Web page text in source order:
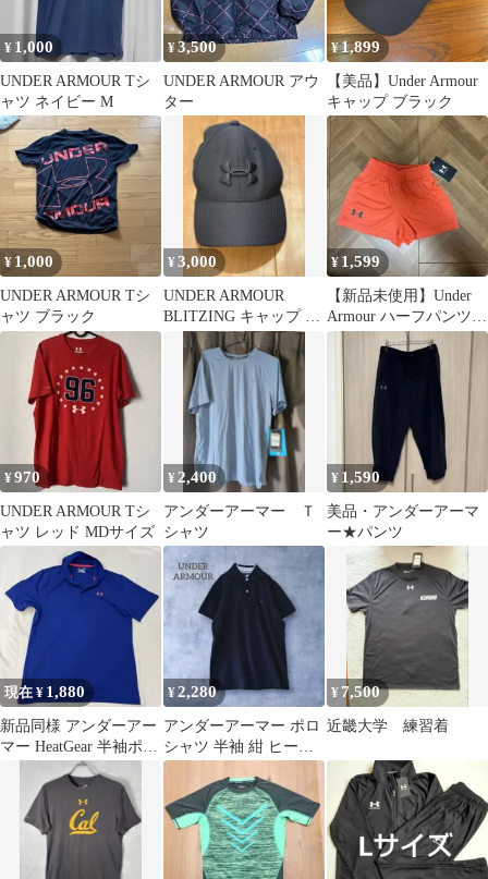
¥ 1,000
UNDER ARMOUR Tシ
ャツ ネイビー M
¥3,500
UNDER ARMOUR アウ
ター
¥1,899
【美品】Under Armour
キャップ ブラック
¥ 1,000
UNDER ARMOUR Tシ
ャツ ブラック
¥3,000
UNDER ARMOUR
BLITZING キャップ ブ
ラック
¥ 1,599
【新品未使用】Under
Armour ハーフパンツ
オレンジ YXS120
¥970
UNDER ARMOUR Tシ
ャツ レッド MDサイズ
¥ 2,400
アンダーアーマー Ｔ
シャツ
¥ 1,590
美品・アンダーアーマ
ー★パンツ
現在 ¥ 1,880
新品同様 アンダーアー
マー HeatGear 半袖ポロ
L ブルー ゴルフ
¥2,280
アンダーアーマー ポロ
シャツ 半袖 紺 ヒート
ギア スポーツ ゴルフ
速乾 L
¥ 7,500
近畿大学 練習着